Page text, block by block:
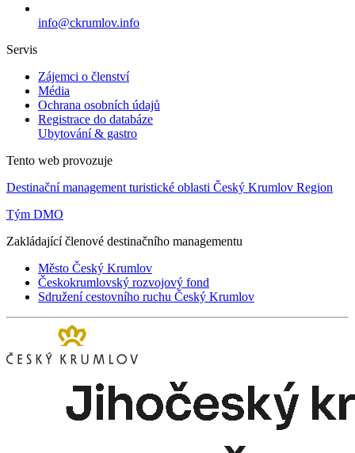
info@ckrumlov.info
Servis
Zájemci o členství
Média
Ochrana osobních údajů
Registrace do databáze
Ubytování & gastro
Tento web provozuje
Destinační management turistické oblasti Český Krumlov Region
Tým DMO
Zakládající členové destinačního managementu
Město Český Krumlov
Českokrumlovský rozvojový fond
Sdružení cestovního ruchu Český Krumlov